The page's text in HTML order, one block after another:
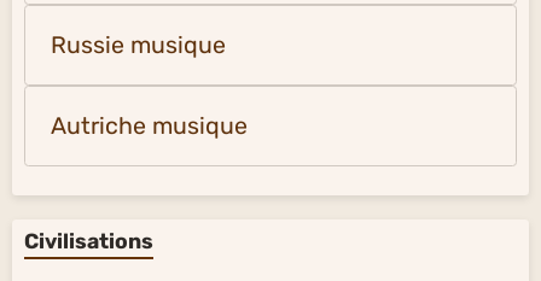
Russie musique
Autriche musique
Civilisations